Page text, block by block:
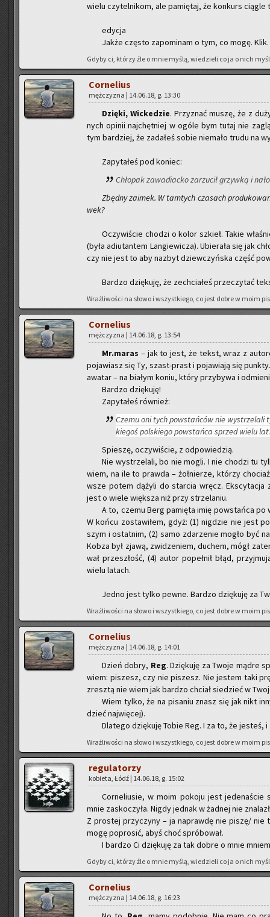
wielu czy­tel­ni­kom, ale pa­mię­taj, że kon­kurs
edy­cja
Jakże czę­sto za­po­mi­nam o tym, co mogę. Klik.
Gdyby ci, któ­rzy źle o mnie myślą, wie­dzie­li co ja o nich
Cor­ne­lius
męż­czy­zna | 14.06.18, g. 13:30
Dzię­ki, Wic­ke­dzie. Przy­znać muszę, że z
nych opi­nii naj­chęt­niej w ogóle bym tutaj nie
tym bar­dziej, że za­da­łeś sobie nie­ma­ło trudu na
Za­py­ta­łeś pod ko­niec:
Chło­pak za­wa­diac­ko za­rzu­cił grzyw­ką i
Zbęd­ny za­imek. W tam­tych cza­sach
wek?
Oczy­wi­ście cho­dzi o kolor szkieł. Takie
(była ad­iu­tan­tem Lan­gie­wi­cza). Ubie­ra­ła się jak
czy nie jest to aby na­zbyt dziew­czyń­ska część
Bar­dzo dzię­ku­ję, że ze­chcia­łeś prze­czy­tać
Wraż­li­wo­ści na słowo i wszyst­kie­go, co jest dobre w moim
Cor­ne­lius
męż­czy­zna | 14.06.18, g. 13:54
Mr.maras – jak to jest, że tekst, wraz z
po­ja­wiasz się Ty, szast-prast i po­ja­wia­ją się
awa­tar – na bia­łym koniu, który przy­by­wa i
Bar­dzo dzię­ku­ję!
Za­py­ta­łeś rów­nież:
Czemu oni tych po­wstań­ców nie
kie­goś pol­skie­go po­wstań­ca sprzed wielu
Spie­szę, oczy­wi­ście, z od­po­wie­dzią.
Nie wy­strze­la­li, bo nie mogli. I nie cho­dzi tu
wiem, na ile to praw­da – żoł­nie­rze, któ­rzy
wsze potem dą­ży­li do star­cia wręcz. Eks­cy­ta­cja
jest o wiele więk­sza niż przy strze­la­niu.
A to, czemu Berg pa­mię­ta imię po­wstań­ca po
W końcu zo­sta­wi­łem, gdyż: (1) ni­g­dzie nie jest
szym i ostat­nim, (2) samo zda­rze­nie mogło być
Kobza był zjawą, zwi­dze­niem, du­chem, mógł
wał prze­szłość, (4) autor po­peł­nił błąd,
wielu la­tach.
Jedno jest tylko pewne. Bar­dzo dzię­ku­ję za
Wraż­li­wo­ści na słowo i wszyst­kie­go, co jest dobre w moim
Cor­ne­lius
męż­czy­zna | 14.06.18, g. 14:01
Dzień dobry, Reg. Dzię­ku­ję za Twoje mądre
wiem: pi­szesz, czy nie pi­szesz. Nie je­stem taki
zresz­tą nie wiem jak bar­dzo chciał sie­dzieć w
Wiem tylko, że na pi­sa­niu znasz się jak nikt
dzieć naj­wię­cej).
Dla­te­go dzię­ku­ję Tobie Reg. I za to, że je­steś,
Wraż­li­wo­ści na słowo i wszyst­kie­go, co jest dobre w moim
re­gu­la­to­rzy
ko­bie­ta, Łódź | 14.06.18, g. 15:02
Cor­ne­liu­sie, w moim po­ko­ju jest
mnie za­sko­czy­ła. Nigdy jed­nak w żad­nej nie
Z pro­stej przy­czy­ny – ja na­praw­dę nie piszę/ nie
mogę po­pro­sić, abyś choć spró­bo­wał.
I bar­dzo Ci dzię­ku­ję za tak dobre o mnie
Gdyby ci, któ­rzy źle o mnie myślą, wie­dzie­li co ja o nich
Cor­ne­lius
męż­czy­zna | 14.06.18, g. 16:23